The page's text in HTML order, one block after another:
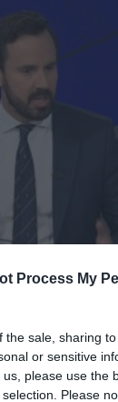
Process My
the sale, sharing
or sensitive
please use the
Please
«Η
ΟΟΣΑ – Το
αυξήθηκε